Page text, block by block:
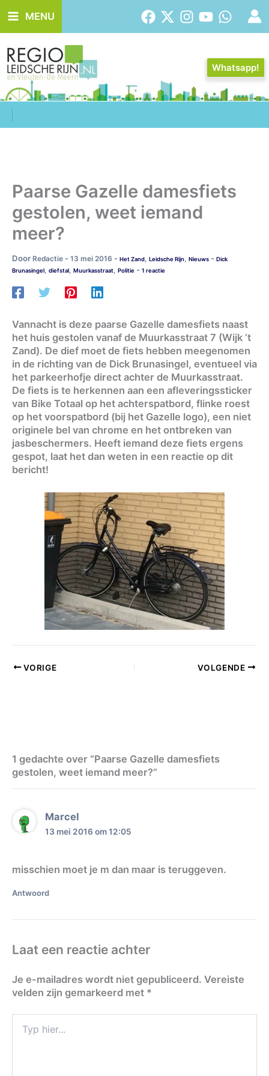
naar
de
inhoud
MENU
Whatsapp!
Paarse Gazelle damesfiets
gestolen, weet iemand
meer?
Door Redactie - 13 mei 2016 - Het Zand, Leidsche Rijn, Nieuws - Dick
Brunasingel, diefstal, Muurkasstraat, Politie - 1 reactie
Vannacht is deze paarse Gazelle damesfiets naast
het huis gestolen vanaf de Muurkasstraat 7 (Wijk ’t
Zand). De dief moet de fiets hebben meegenomen
in de richting van de Dick Brunasingel, eventueel via
het parkeerhofje direct achter de Muurkasstraat.
De fiets is te herkennen aan een afleveringssticker
van Bike Totaal op het achterspatbord, flinke roest
op het voorspatbord (bij het Gazelle logo), een niet
originele bel van chrome en het ontbreken van
jasbeschermers. Heeft iemand deze fiets ergens
gespot, laat het dan weten in een reactie op dit
bericht!
VORIGE VOLGENDE
1 gedachte over “Paarse Gazelle damesfiets
gestolen, weet iemand meer?”
Marcel
13 mei 2016 om 12:05
misschien moet je m dan maar is teruggeven.
Antwoord
Laat een reactie achter
Je e-mailadres wordt niet gepubliceerd. Vereiste
velden zijn gemarkeerd met *
hier...